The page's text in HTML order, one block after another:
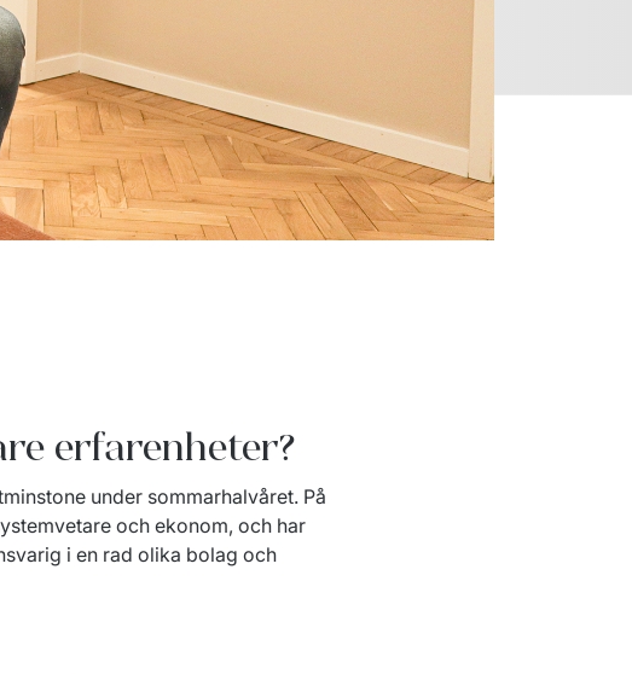
erfarenheter?
under sommarhalvåret. På
och ekonom, och har
i en rad olika bolag och